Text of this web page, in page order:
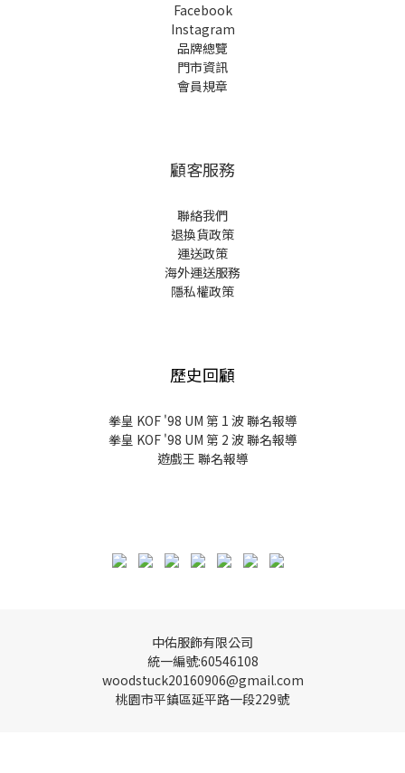
Facebook
Instagram
品牌總覽
門市資訊
會員規章
顧客服務
聯絡我們
退換貨政策
運送政策
海外運送服務
隱私權政策
歷史回顧
拳皇 KOF '98 UM 第 1 波 聯名報導
拳皇 KOF '98 UM 第 2 波 聯名報導
遊戲王 聯名報導
中佑服飾有限公司
統一編號:60546108
woodstuck20160906@gmail.com
桃園市平鎮區延平路一段229號